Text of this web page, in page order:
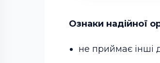
Ознаки надійної
не приймає інші